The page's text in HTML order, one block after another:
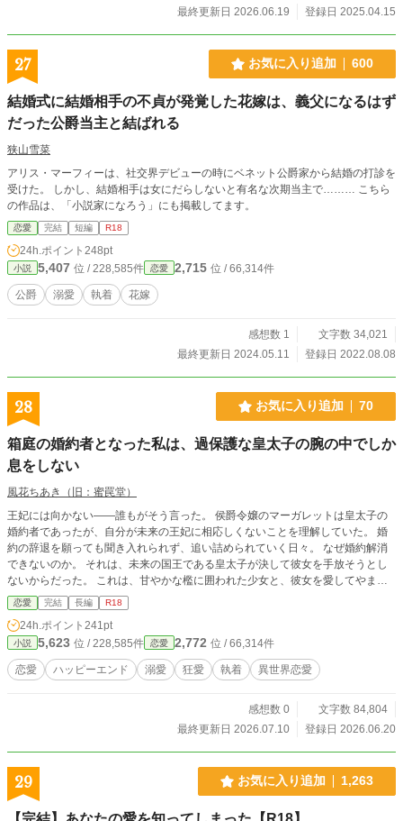
最終更新日 2026.06.19
登録日 2025.04.15
27 お気に入り追加 600
結婚式に結婚相手の不貞が発覚した花嫁は、義父になるはず
だった公爵当主と結ばれる
狭山雪菜
アリス・マーフィーは、社交界デビューの時にベネット公爵家から結婚の打診を
受けた。 しかし、結婚相手は女にだらしないと有名な次期当主で……… こちら
の作品は、「小説家になろう」にも掲載してます。
恋愛 完結 短編 R18
24h.ポイント 248pt
小説 5,407 位 / 228,585件 恋愛 2,715 位 / 66,314件
公爵 溺愛 執着 花嫁
感想数 1
文字数 34,021
最終更新日 2024.05.11
登録日 2022.08.08
28 お気に入り追加 70
箱庭の婚約者となった私は、過保護な皇太子の腕の中でしか
息をしない
風花ちあき（旧：蜜罠堂）
王妃には向かない――誰もがそう言った。 侯爵令嬢のマーガレットは皇太子の
婚約者であったが、自分が未来の王妃に相応しくないことを理解していた。 婚
約の辞退を願っても聞き入れられず、追い詰められていく日々。 なぜ婚約解消
できないのか。 それは、未来の国王である皇太子が決して彼女を手放そうとし
ないからだった。 これは、甘やかな檻に囲われた少女と、彼女を愛してやまな
い皇太子の狂愛の物語。
恋愛 完結 長編 R18
24h.ポイント 241pt
小説 5,623 位 / 228,585件 恋愛 2,772 位 / 66,314件
恋愛 ハッピーエンド 溺愛 狂愛 執着 異世界恋愛
感想数 0
文字数 84,804
最終更新日 2026.07.10
登録日 2026.06.20
29 お気に入り追加 1,263